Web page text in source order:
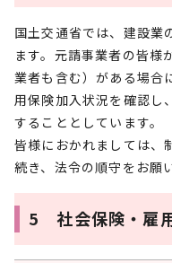
国土交通省では、建設業
ます。元請事業者の皆様
業者も含む）がある場合
用保険加入状況を確認し
することとしています。
皆様におかれましては、
続き、法令の順守をお願
5 社会保険・雇